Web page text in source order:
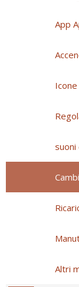
App
suoni
Altri